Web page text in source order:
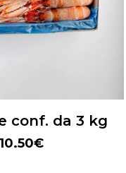
conf. da 3 kg
€